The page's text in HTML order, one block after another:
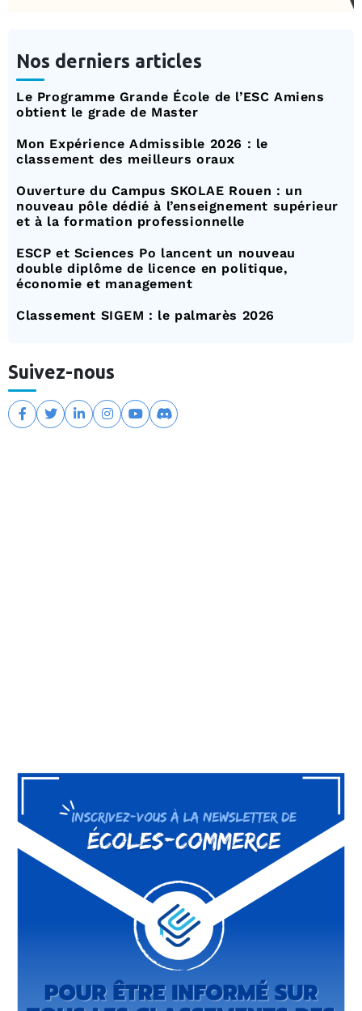
Nos derniers articles
Le Programme Grande École de l’ESC Amiens
obtient le grade de Master
Mon Expérience Admissible 2026 : le
classement des meilleurs oraux
Ouverture du Campus SKOLAE Rouen : un
nouveau pôle dédié à l’enseignement supérieur
et à la formation professionnelle
ESCP et Sciences Po lancent un nouveau
double diplôme de licence en politique,
économie et management
Classement SIGEM : le palmarès 2026
Suivez-nous